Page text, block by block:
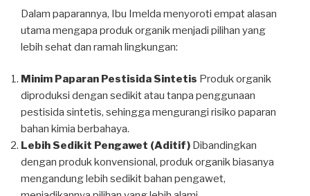
Dalam paparannya, Ibu Imelda menyoroti empat alasan
utama mengapa produk organik menjadi pilihan yang
lebih sehat dan ramah lingkungan:
Minim Paparan Pestisida Sintetis Produk organik
diproduksi dengan sedikit atau tanpa penggunaan
pestisida sintetis, sehingga mengurangi risiko paparan
bahan kimia berbahaya.
Lebih Sedikit Pengawet (Aditif) Dibandingkan
dengan produk konvensional, produk organik biasanya
mengandung lebih sedikit bahan pengawet,